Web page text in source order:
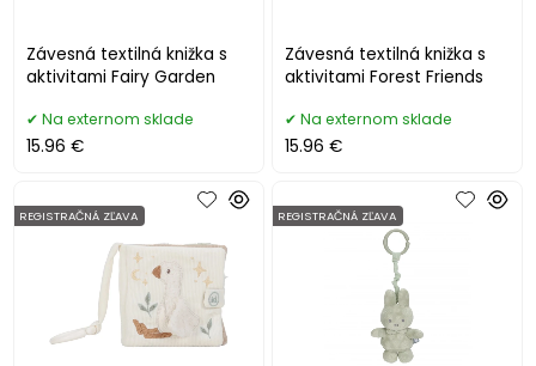
Závesná textilná knižka s
aktivitami Fairy Garden
Na externom sklade
15.96 €
Závesná textilná knižka s
aktivitami Forest Friends
Na externom sklade
15.96 €
REGISTRAČNÁ ZĽAVA REGISTRAČNÁ ZĽAVA